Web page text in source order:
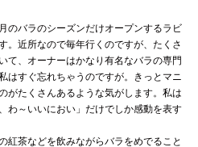
のバラのシーズンだけオープンするラビ
。近所なので毎年行くのですが、たくさ
て、オーナーはかなり有名なバラの専門
はすぐ忘れちゃうのですが。きっとマニ
がたくさんあるような気がします。私は
わ～いいにおい」だけでしか感動を表す
紅茶などを飲みながらバラをめでること